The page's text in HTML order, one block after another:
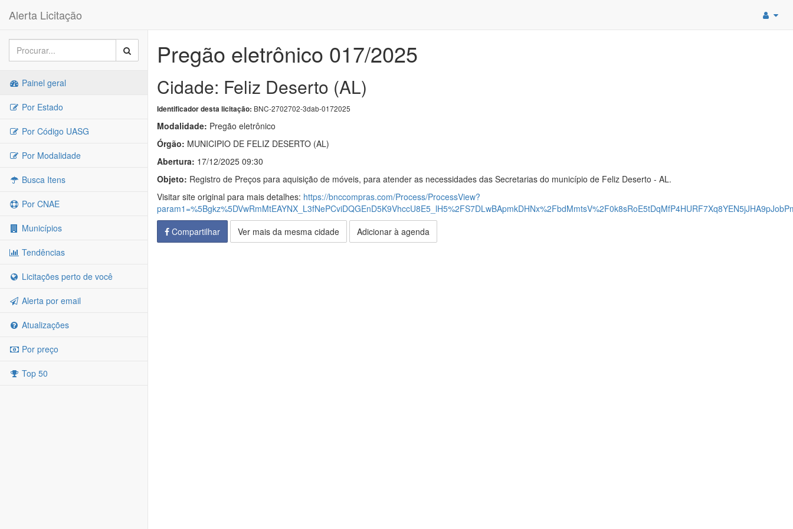
Alerta Licitação
Painel geral
Por Estado
Por Código UASG
Por Modalidade
Busca Itens
Por CNAE
Municípios
Tendências
Licitações perto de você
Alerta por email
Atualizações
Por preço
Top 50
Pregão eletrônico 017/2025
Cidade: Feliz Deserto (AL)
Identificador desta licitação: BNC-2702702-3dab-0172025
Modalidade: Pregão eletrônico
Órgão: MUNICIPIO DE FELIZ DESERTO (AL)
Abertura: 17/12/2025 09:30
Objeto: Registro de Preços para aquisição de móveis, para atender as necessidades das Secretarias do município de Feliz Deserto - AL.
Visitar site original para mais detalhes: https://bnccompras.com/Process/ProcessView?
Compartilhar
Ver mais da mesma cidade Adicionar à agenda